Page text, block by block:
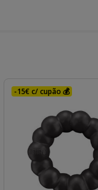
-15€ c/ cupão 💰